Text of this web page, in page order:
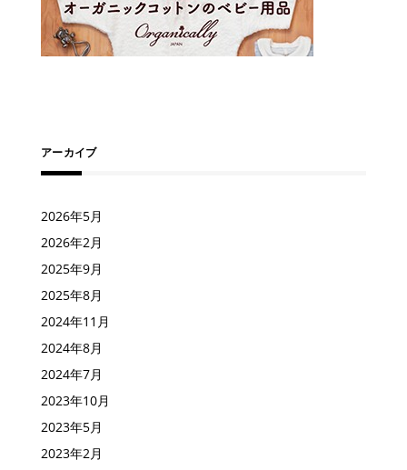
アーカイブ
2026年5月
2026年2月
2025年9月
2025年8月
2024年11月
2024年8月
2024年7月
2023年10月
2023年5月
2023年2月